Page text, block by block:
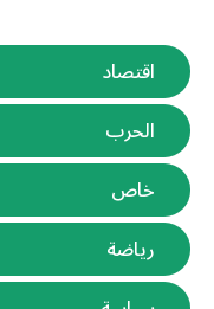
اقتصاد
الحرب
خاص
رياضة